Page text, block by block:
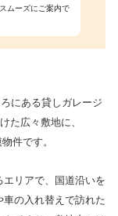
ムーズにご案内で
にある貸しガレージ
た広々敷地に、
件です。
リアで、国道沿いを
の入れ替えで訪れた